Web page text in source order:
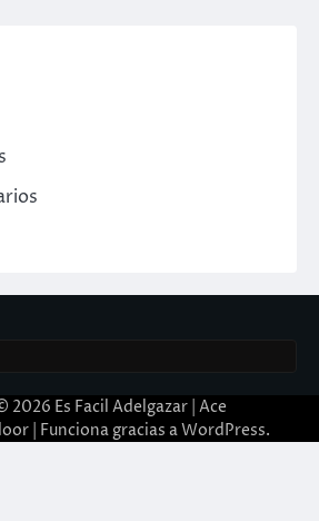
2026 Es Facil Adelgazar | Ace
| Funciona gracias aWordPress.